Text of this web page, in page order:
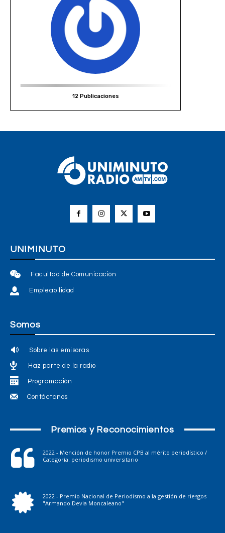
12 Publicaciones
UNIMINUTO
Facultad de Comunicación
Empleabilidad
Somos
Sobre las emisoras
Haz parte de la radio
Programación
Contáctanos
Premios y Reconocimientos
2022 - Mención de honor Premio CPB al mérito periodístico /
Categoría: periodismo universitario
2022 - Premio Nacional de Periodismo a la gestión de riesgos
"Armando Devia Moncaleano"